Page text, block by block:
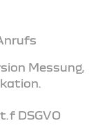
Messung,
f DSGVO